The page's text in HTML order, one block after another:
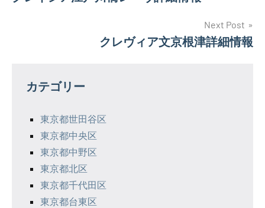
稿
ー
Next Post
クレヴィア文京根津詳細情報
カテゴリー
東京都世田谷区
東京都中央区
東京都中野区
東京都北区
東京都千代田区
東京都台東区